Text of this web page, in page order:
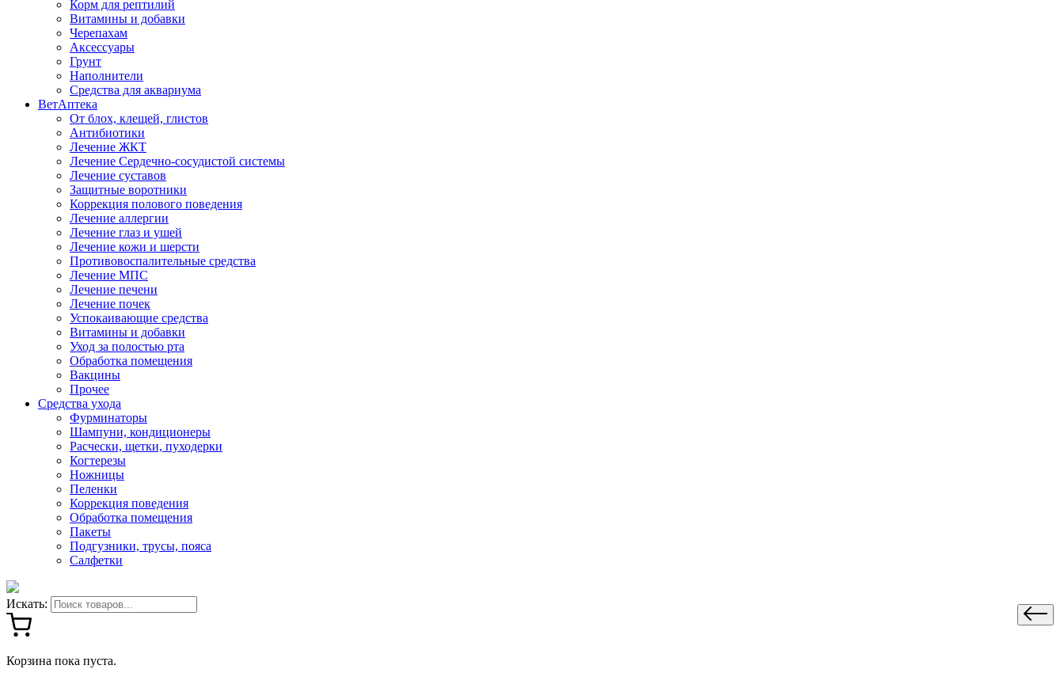
Корм для рептилий
Витамины и добавки
Черепахам
Аксессуары
Грунт
Наполнители
Средства для аквариума
ВетАптека
От блох, клещей, глистов
Антибиотики
Лечение ЖКТ
Лечение Сердечно-сосудистой системы
Лечение суставов
Защитные воротники
Коррекция полового поведения
Лечение аллергии
Лечение глаз и ушей
Лечение кожи и шерсти
Противовоспалительные средства
Лечение МПС
Лечение печени
Лечение почек
Успокаивающие средства
Витамины и добавки
Уход за полостью рта
Обработка помещения
Вакцины
Прочее
Средства ухода
Фурминаторы
Шампуни, кондиционеры
Расчески, щетки, пуходерки
Когтерезы
Ножницы
Пеленки
Коррекция поведения
Обработка помещения
Пакеты
Подгузники, трусы, пояса
Салфетки
Искать:
Корзина пока пуста.